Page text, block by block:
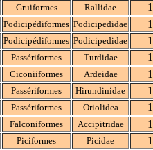
Gruiformes Rallidae
Podicipédiformes Podicipedidae
Podicipédiformes Podicipedidae
Passériformes Turdidae
Ciconiiformes Ardeidae
Passériformes Hirundinidae
Passériformes Oriolidea
Falconiformes Accipitridae
Piciformes Picidae